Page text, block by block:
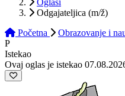
Oglasi
Odgajateljica (m/ž)
Početna
Obrazovanje i
P
Istekao
Ovaj oglas je istekao